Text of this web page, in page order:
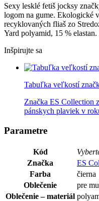
Sexy lesklé fetiš jocksy
logom na gume. Ekologické
recyklovaných fliaš zo
Yard polyamid, 15 %
Inšpirujte sa
Tabuľka veľkostí
Značka ES Collection
pánskych plaviek v
Parametre
Kód
Značka
ES
Farba
čierna
Oblečenie
pre
Oblečenie – materiál